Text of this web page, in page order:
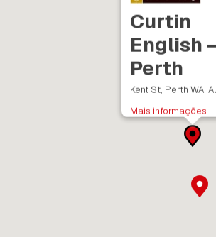
Curtin
English
Perth
Kent St, Perth WA,
Mais informações